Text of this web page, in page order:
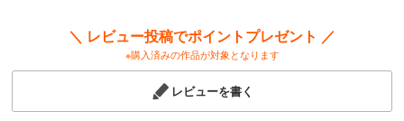
＼ レビュー投稿でポイントプレゼント ／
※購入済みの作品が対象となります
レビューを書く